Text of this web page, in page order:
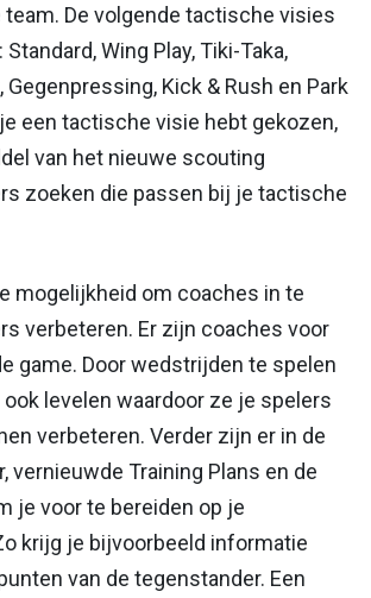
De volgende tactische visies
Wing Play, Tiki-Taka,
Kick & Rush en Park
een tactische visie hebt gekozen,
van het nieuwe scouting
zoeken die passen bij je tactische
mogelijkheid om coaches in te
verbeteren. Er zijn coaches voor
game. Door wedstrijden te spelen
levelen waardoor ze je spelers
verbeteren. Verder zijn er in de
vernieuwde Training Plans en de
je voor te bereiden op je
krijg je bijvoorbeeld informatie
van de tegenstander. Een